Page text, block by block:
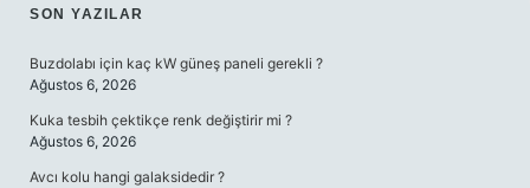
SIDEBAR
SON YAZILAR
Buzdolabı için kaç kW güneş paneli gerekli ?
Ağustos 6, 2026
Kuka tesbih çektikçe renk değiştirir mi ?
Ağustos 6, 2026
Avcı kolu hangi galaksidedir ?